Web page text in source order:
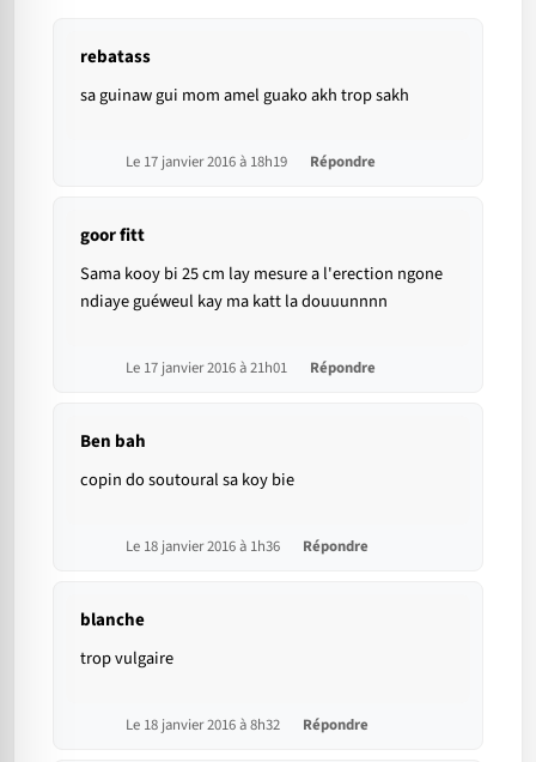
rebatass
sa guinaw gui mom amel guako akh trop sakh
Le 17 janvier 2016 à 18h19 Répondre
goor fitt
Sama kooy bi 25 cm lay mesure a l'erection ngone
ndiaye guéweul kay ma katt la douuunnnn
Le 17 janvier 2016 à 21h01 Répondre
Ben bah
copin do soutoural sa koy bie
Le 18 janvier 2016 à 1h36 Répondre
blanche
trop vulgaire
Le 18 janvier 2016 à 8h32 Répondre